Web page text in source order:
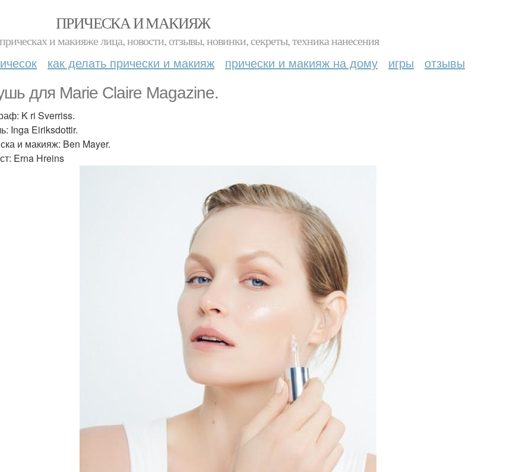
ПРИЧЕСКА И МАКИЯЖ
и макияже лица, новости, отзывы, новинки, секреты, техника нанесения
как делать прически и макияж прически и макияж на дому игры отзывы
для Marie Claire Magazine.
K ri Sverriss.
Inga Eiriksdottir.
и макияж: Ben Mayer.
Erna Hreins